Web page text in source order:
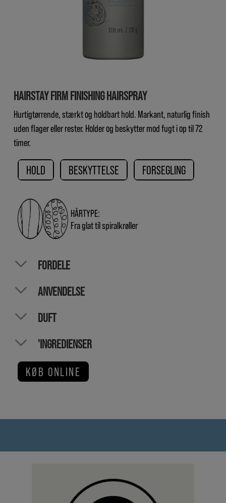
HAIRSTAY FIRM FINISHING HAIRSPRAY
Hurtigtørrende, stærkt og holdbart hold. Markant, naturlig finish
uden flager eller rester. Holder og beskytter mod fugt i op til 72
timer.
HOLD BESKYTTELSE FORSEGLING
HÅRTYPE:
Fra glat til spiralkrøller
FORDELE
ANVENDELSE
DUFT
'INGREDIENSER
KØB ONLINE